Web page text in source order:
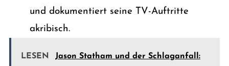
und dokumentiert seine TV-Auftritte
akribisch.
LESEN Jason Statham und der Schlaganfall: